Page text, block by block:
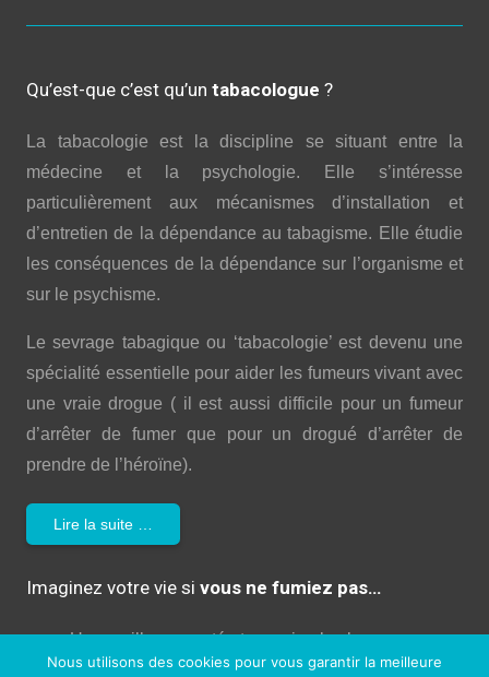
Qu’est-que c’est qu’un tabacologue ?
La tabacologie est la discipline se situant entre la
médecine et la psychologie. Elle s’intéresse
particulièrement aux mécanismes d’installation et
d’entretien de la dépendance au tabagisme. Elle étudie
les conséquences de la dépendance sur l’organisme et
sur le psychisme.
Le sevrage tabagique ou ‘tabacologie’ est devenu une
spécialité essentielle pour aider les fumeurs vivant avec
une vraie drogue ( il est aussi difficile pour un fumeur
d’arrêter de fumer que pour un drogué d’arrêter de
prendre de l’héroïne).
Lire la suite …
Imaginez votre vie si vous ne fumiez pas…
Une meilleure santé et une vie plus longue
Nous utilisons des cookies pour vous garantir la meilleure